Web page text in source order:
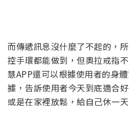
而傳遞訊息沒什麼了不起的，
控手環都能做到，但奧拉戒指
慧APP還可以根據使用者的身
據，告訴使用者今天到底適合
或是在家裡放鬆，給自己休一天